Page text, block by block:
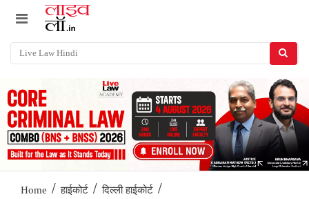
Home / हाईकोर्ट / दिल्ली हाईकोर्ट /